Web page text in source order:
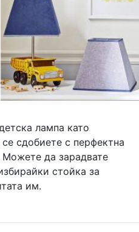
лампа като
сдобиете с перфектна
да зарадвате
стойка за
им.